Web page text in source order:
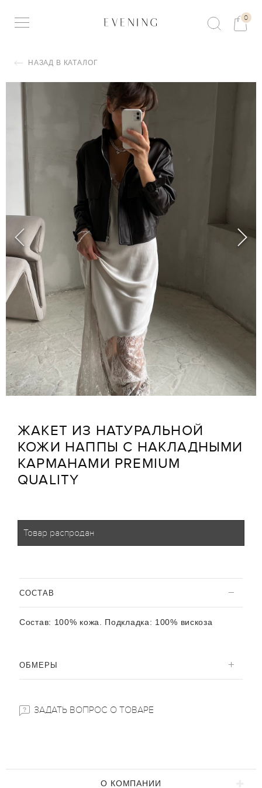
0
НАЗАД В КАТАЛОГ
ЖАКЕТ ИЗ НАТУРАЛЬНОЙ
КОЖИ НАППЫ С НАКЛАДНЫМИ
КАРМАНАМИ PREMIUM
QUALITY
Товар распродан
CОСТАВ
Состав: 100% кожа. Подкладка: 100% вискоза
ОБМЕРЫ
ЗАДАТЬ ВОПРОС О ТОВАРЕ
О КОМПАНИИ